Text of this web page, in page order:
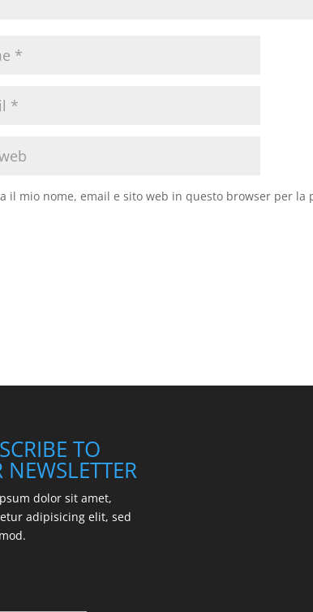
il mio nome, email e sito web in questo browser per la
TO
NEWSLETTER
dolor sit amet,
adipisicing elit, sed